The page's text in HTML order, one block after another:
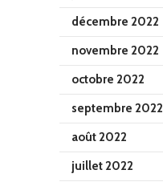
décembre 2022
novembre 2022
octobre 2022
septembre 2022
août 2022
juillet 2022